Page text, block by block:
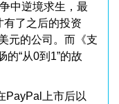
中逆境求生，最
有了之后的投资
元的公司。而《支
“从0到1”的故
PayPal上市后以